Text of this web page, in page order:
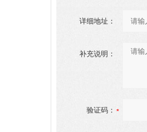
详细地址：
补充说明：
验证码：